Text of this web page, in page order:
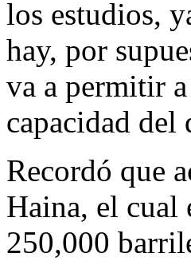
los estudios,
hay, por
va a permitir
capacidad del
Recordó que
Haina, el cual
250,000